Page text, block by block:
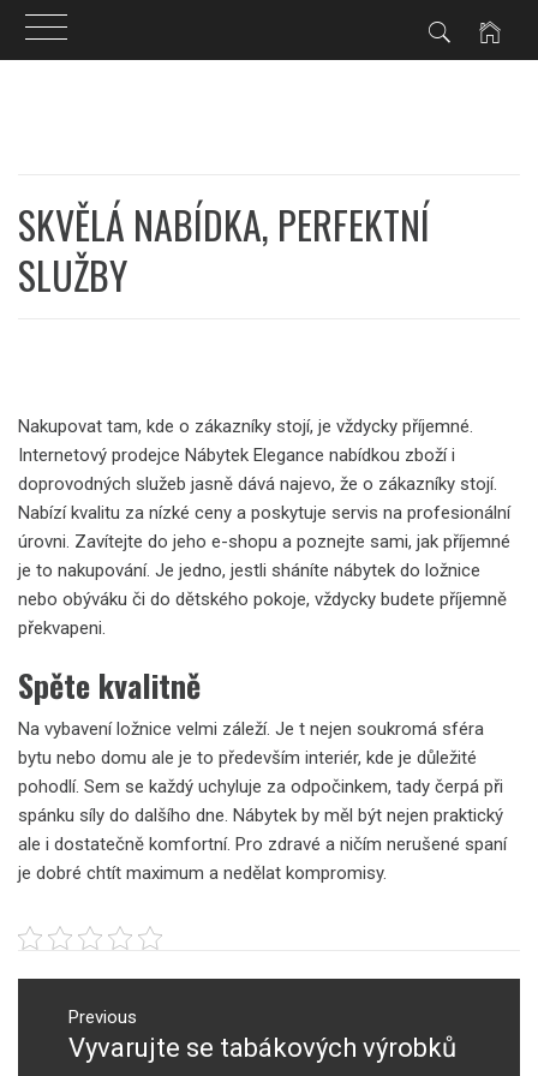
SKVĚLÁ NABÍDKA, PERFEKTNÍ
SLUŽBY
Nakupovat tam, kde o zákazníky stojí, je vždycky příjemné.
Internetový prodejce Nábytek Elegance nabídkou zboží i
doprovodných služeb jasně dává najevo, že o zákazníky stojí.
Nabízí kvalitu za nízké ceny a poskytuje servis na profesionální
úrovni. Zavítejte do jeho e-shopu a poznejte sami, jak příjemné
je to nakupování. Je jedno, jestli sháníte nábytek do ložnice
nebo obýváku či do dětského pokoje, vždycky budete příjemně
překvapeni.
Spěte kvalitně
Na vybaveníložnice velmi záleží. Je t nejen soukromá sféra
bytu nebo domu ale je to především interiér, kde je důležité
pohodlí. Sem se každý uchyluje za odpočinkem, tady čerpá při
spánku síly do dalšího dne. Nábytek by měl být nejen praktický
ale i dostatečně komfortní. Pro zdravé a ničím nerušené spaní
je dobré chtít maximum a nedělat kompromisy.
Navigace
příspěvek
Previous
Previous
Vyvarujte se tabákových výrobků